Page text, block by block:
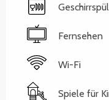
Fernsehen
Wi-Fi
Spiele für